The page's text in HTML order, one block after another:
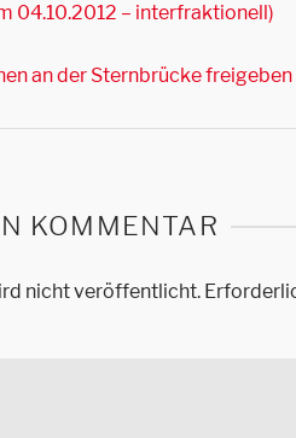
04.10.2012 – interfraktionell)
an der Sternbrücke
KOMMENTAR
nicht veröffentlicht.